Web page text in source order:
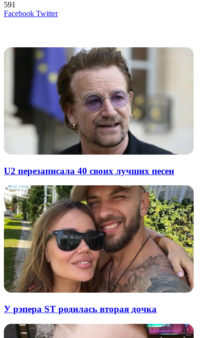
591
Facebook TwitterLinkedIn
Tumblr
Reddit
Вконтакте
Одноклассники
Skype
Messenger
Messenger
WhatsApp
Telegram
Viber
Line
Поделиться
Печатать
U2 перезаписала 40 своих лучших песен
У рэпера ST родилась вторая дочка